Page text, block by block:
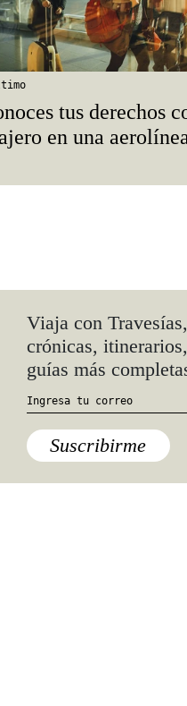
tus derechos
en una
Viaja con
crónicas,
guías más
Suscribirme